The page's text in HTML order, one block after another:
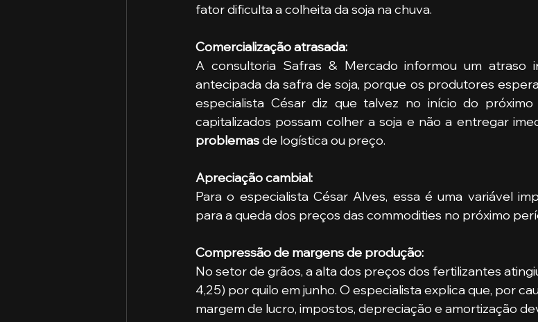
fator dificulta a colheita da soja na chuva.
Comercialização atrasada:
A consultoria Safras & Mercado informou um atraso
antecipada da safra de soja, porque os produtores
especialista César diz que talvez no início do
problemas de logística ou preço.
Apreciação cambial:
Para o especialista César Alves, essa é uma variável
para a queda dos preços das commodities no próximo
Compressão de margens de produção:
No setor de grãos, a alta dos preços dos fertilizantes
4,25) por quilo em junho. O especialista explica que, por
margem de lucro, impostos, depreciação e amortização